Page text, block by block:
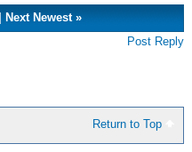
Next Newest»
Post Reply
Return to Top